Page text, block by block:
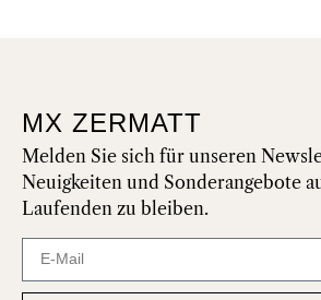
MX ZERMATT
Melden Sie sich für unseren
Neuigkeiten und Sonderangebote
Laufenden zu bleiben.